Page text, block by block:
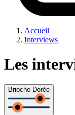
Accueil
Interviews
Les
Brioche Dorée